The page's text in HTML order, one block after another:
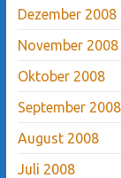
Dezember 2008
November 2008
Oktober 2008
September 2008
August 2008
Juli 2008